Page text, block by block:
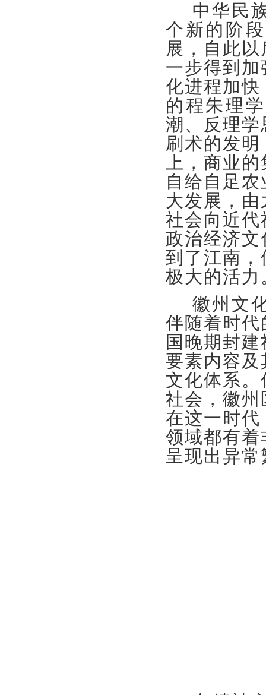
中华民族
个新的阶
展，自此
一步得到
化进程加
的程朱理
潮、反理
刷术的发
上，商业
自给自足
大发展，
社会向近
政治经济
到了江南
极大的活力
徽州文化
伴随着时
国晚期封
要素内容
文化体系
社会，徽
在这一时
领域都有
呈现出异